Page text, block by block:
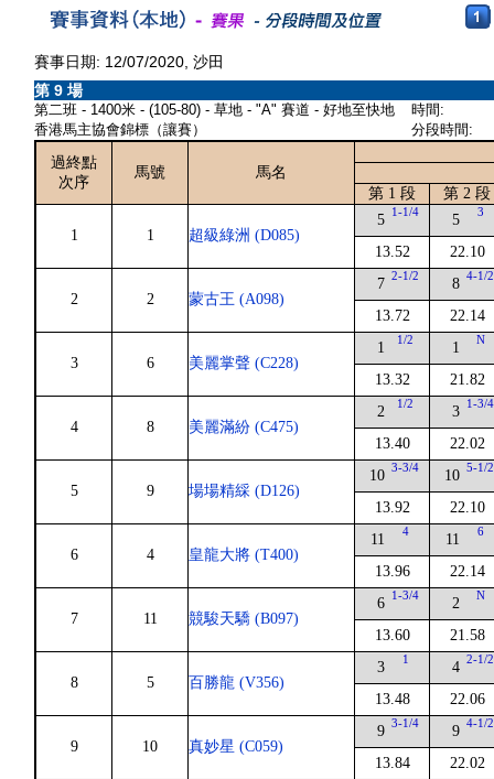
賽事日期: 12/07/2020, 沙田
第 9 場
第二班 - 1400米 - (105-80) - 草地 - "A" 賽道 - 好地至快地
香港馬主協會錦標（讓賽）
時間:
分段時間:
過終點
次序
馬號
馬名
第 1 段
第 2 段
1 1 超級綠洲 (D085)
5 1-1/4
13.52
5 3
22.10
2 2 蒙古王 (A098)
7 2-1/2
13.72
8 4-1/2
22.14
3 6 美麗掌聲 (C228)
1 1/2
13.32
1 N
21.82
4 8 美麗滿紛 (C475)
2 1/2
13.40
3 1-3/4
22.02
5 9 場場精綵 (D126)
10 3-3/4
13.92
10 5-1/2
22.10
6 4 皇龍大將 (T400)
11 4
13.96
11 6
22.14
7 11 競駿天驕 (B097)
6 1-3/4
13.60
2 N
21.58
8 5 百勝龍 (V356)
3 1
13.48
4 2-1/2
22.06
9 10 真妙星 (C059)
9 3-1/4
13.84
9 4-1/2
22.02